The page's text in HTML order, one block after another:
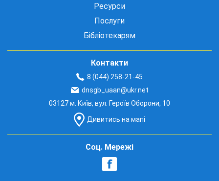
Ресурси
Послуги
Бібліотекарям
Контакти
8 (044) 258-21-45
dnsgb_uaan@ukr.net
03127 м. Київ, вул. Героїв Оборони, 10
Дивитись на мапі
Соц. Мережі